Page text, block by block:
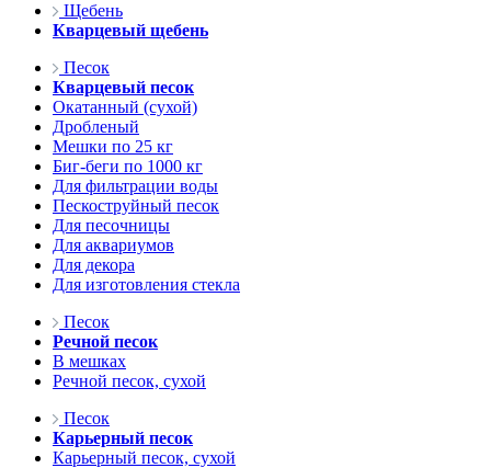
Щебень
Кварцевый щебень
Песок
Кварцевый песок
Окатанный (сухой)
Дробленый
Мешки по 25 кг
Биг-беги по 1000 кг
Для фильтрации воды
Пескоструйный песок
Для песочницы
Для аквариумов
Для декора
Для изготовления стекла
Песок
Речной песок
В мешках
Речной песок, сухой
Песок
Карьерный песок
Карьерный песок, сухой